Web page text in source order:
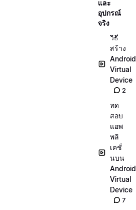
และ
อุปกรณ์
จริง
วิธี
สร้าง
Android
Virtual
Device
2
ทด
สอบ
แอพ
พลิ
เคชั่
นบน
Android
Virtual
Device
7